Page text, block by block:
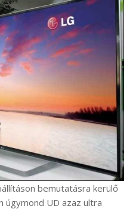
bemutatásra kerülő
úgymond UD azaz ultra